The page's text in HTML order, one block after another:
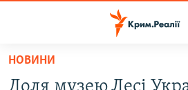
Перейти
НОВИНИ